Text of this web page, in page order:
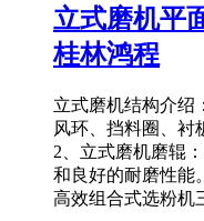
立式磨机平
桂林鸿程
立式磨机结构介绍
风环、挡料圈、衬
2、立式磨机磨辊
和良好的耐磨性能
高效组合式选粉机